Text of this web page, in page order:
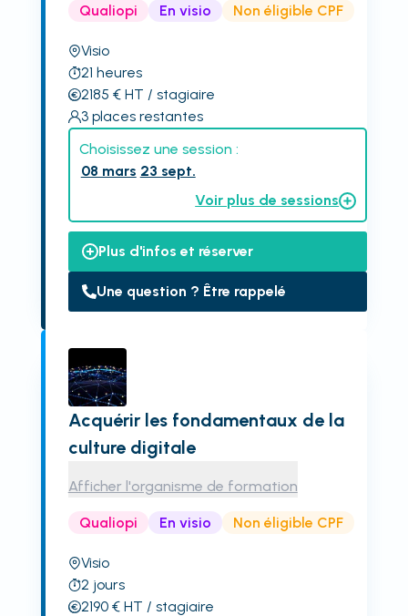
Qualiopi En visio Non éligible CPF
Visio
21 heures
2185 € HT / stagiaire
3 places restantes
Choisissez une session :
08 mars 23 sept.
Voir plus de sessions
Plus d'infos et réserver
Une question ? Être rappelé
Acquérir les fondamentaux de la
culture digitale
Afficher l'organisme de formation
Qualiopi En visio Non éligible CPF
Visio
2 jours
2190€ HT / stagiaire